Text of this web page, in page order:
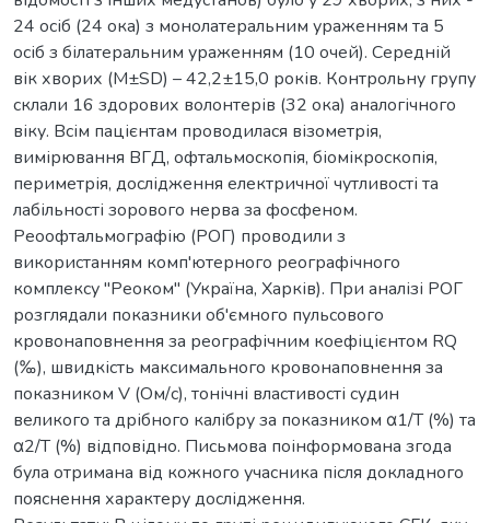
24 осіб (24 ока) з монолатеральним ураженням та 5
осіб з білатеральним ураженням (10 очей). Середній
вік хворих (M±SD) – 42,2±15,0 років. Контрольну групу
склали 16 здорових волонтерів (32 ока) аналогічного
віку. Всім пацієнтам проводилася візометрія,
вимірювання ВГД, офтальмоскопія, біомікроскопія,
периметрія, дослідження електричної чутливості та
лабільності зорового нерва за фосфеном.
Реоофтальмографію (РОГ) проводили з
використанням комп'ютерного реографічного
комплексу "Реоком" (Україна, Харків). При аналізі РОГ
розглядали показники об'ємного пульсового
кровонаповнення за реографічним коефіцієнтом RQ
(‰), швидкість максимального кровонаповнення за
показником V (Ом/с), тонічні властивості судин
великого та дрібного калібру за показником α1/Т (%) та
α2/Т (%) відповідно. Письмова поінформована згода
була отримана від кожного учасника після докладного
пояснення характеру дослідження.